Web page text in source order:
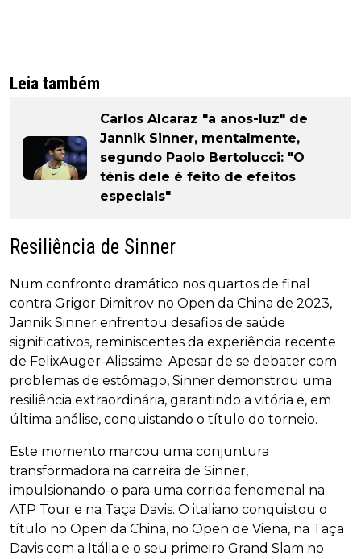
Leia também
Carlos Alcaraz "a anos-luz" de
Jannik Sinner, mentalmente,
segundo Paolo Bertolucci: "O
ténis dele é feito de efeitos
especiais"
Resiliência de Sinner
Num confronto dramático nos quartos de final
contra Grigor Dimitrov no Open da China de 2023,
Jannik Sinner enfrentou desafios de saúde
significativos, reminiscentes da experiência recente
de FelixAuger-Aliassime. Apesar de se debater com
problemas de estômago, Sinner demonstrou uma
resiliência extraordinária, garantindo a vitória e, em
última análise, conquistando o título do torneio.
Este momento marcou uma conjuntura
transformadora na carreira de Sinner,
impulsionando-o para uma corrida fenomenal na
ATP Tour e na Taça Davis. O italiano conquistou o
título no Open da China, no Open de Viena, na Taça
Davis com a Itália e o seu primeiro Grand Slam no